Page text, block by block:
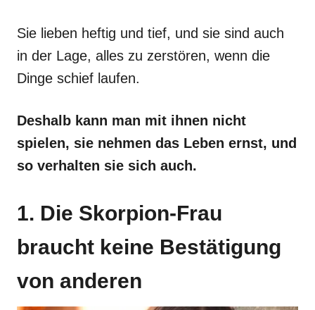
Sie lieben heftig und tief, und sie sind auch
in der Lage, alles zu zerstören, wenn die
Dinge schief laufen.
Deshalb kann man mit ihnen nicht
spielen, sie nehmen das Leben ernst, und
so verhalten sie sich auch.
1. Die Skorpion-Frau
braucht keine Bestätigung
von anderen